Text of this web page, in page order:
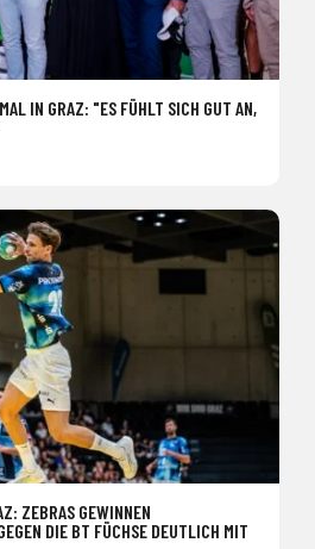
IN GRAZ: "ES FÜHLT SICH GUT AN,
ZEBRAS GEWINNEN
DIE BT FÜCHSE DEUTLICH MIT